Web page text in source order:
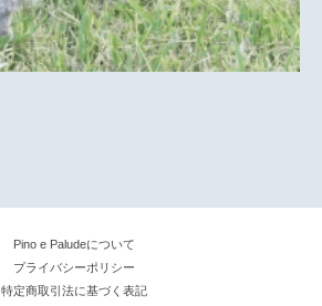
Pino e Paludeについて
プライバシーポリシー
特定商取引法に基づく表記